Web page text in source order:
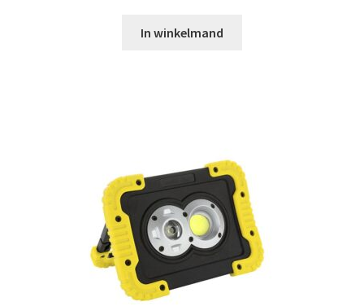
In winkelmand